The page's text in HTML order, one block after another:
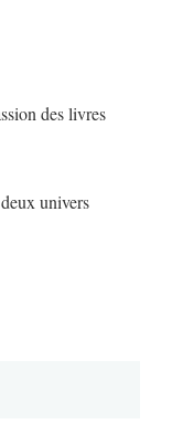
des livres
univers